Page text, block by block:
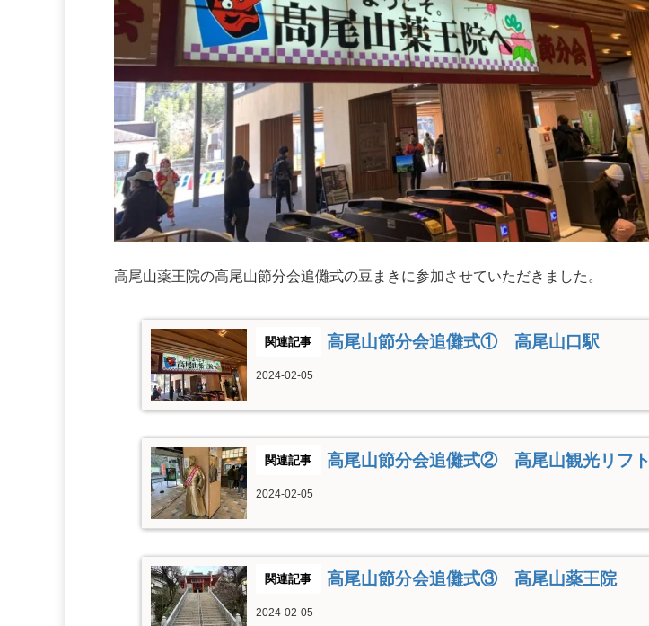
高尾山薬王院の高尾山節分会追儺式の豆まきに参加させていただきました。
高尾山節分会追儺式① 高尾山口駅
2024-02-05
高尾山節分会追儺式② 高尾山観光リフト
2024-02-05
高尾山節分会追儺式③ 高尾山薬王院
2024-02-05